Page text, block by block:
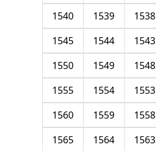
1538
1539
1540
1543
1544
1545
1548
1549
1550
1553
1554
1555
1558
1559
1560
1563
1564
1565